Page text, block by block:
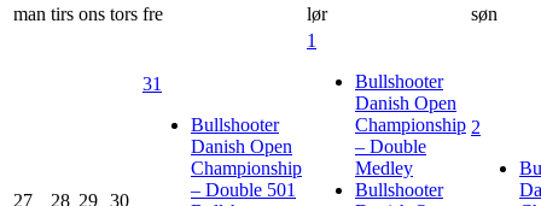
man tirs ons tors fre lør søn
27 28 29 30
31
Bullshooter
Danish Open
Championship
– Double 501
1
Bullshooter
Danish Open
Championship
– Double
Medley
Bullshooter
2